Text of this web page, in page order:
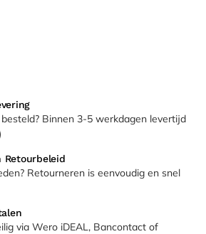
Binnen 3-5 werkdagen levertijd
Retourbeleid
Retourneren is eenvoudig en snel
via Wero iDEAL, Bancontact of